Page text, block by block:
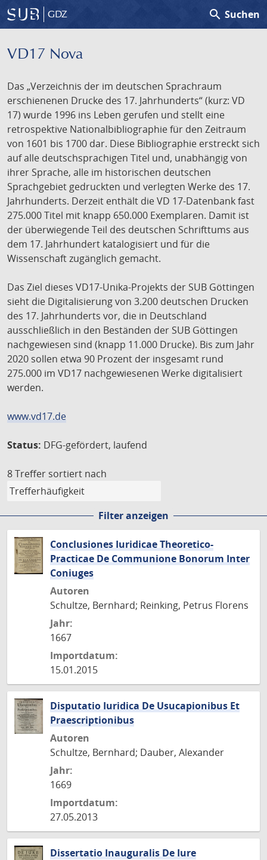
GDZ search Suchen
VD17 Nova
Das „Verzeichnis der im deutschen Sprachraum
erschienenen Drucke des 17. Jahrhunderts“ (kurz: VD
17) wurde 1996 ins Leben gerufen und stellt eine
retrospektive Nationalbibliographie für den Zeitraum
von 1601 bis 1700 dar. Diese Bibliographie erstreckt sich
auf alle deutschsprachigen Titel und, unabhängig von
ihrer Sprache, alle im historischen deutschen
Sprachgebiet gedruckten und verlegten Werke des 17.
Jahrhunderts. Derzeit enthält die VD 17-Datenbank fast
275.000 Titel mit knapp 650.000 Exemplaren. Damit ist
der überwiegende Teil des deutschen Schrifttums aus
dem 17. Jahrhundert katalogisiert und für die
Wissenschaft zugänglich gemacht.
Das Ziel dieses VD17-Unika-Projekts der SUB Göttingen
sieht die Digitalisierung von 3.200 deutschen Drucken
des 17. Jahrhunderts vor, die in Deutschland
ausschließlich in den Beständen der SUB Göttingen
nachgewiesen sind (knapp 11.000 Drucke). Bis zum Jahr
2020 sollen etwa 90 Prozent der insgesamt rund
275.000 im VD17 nachgewiesenen Werke digitalisiert
werden.
www.vd17.de
Status: DFG-gefördert, laufend
8 Treffer sortiert nach
Filter anzeigen
Conclusiones Iuridicae Theoretico-
Practicae De Communione Bonorum Inter
Coniuges
Autoren
Schultze, Bernhard; Reinking, Petrus Florens
Jahr:
1667
Importdatum:
15.01.2015
Disputatio Iuridica De Usucapionibus Et
Praescriptionibus
Autoren
Schultze, Bernhard; Dauber, Alexander
Jahr:
1669
Importdatum:
27.05.2013
Dissertatio Inauguralis De Iure